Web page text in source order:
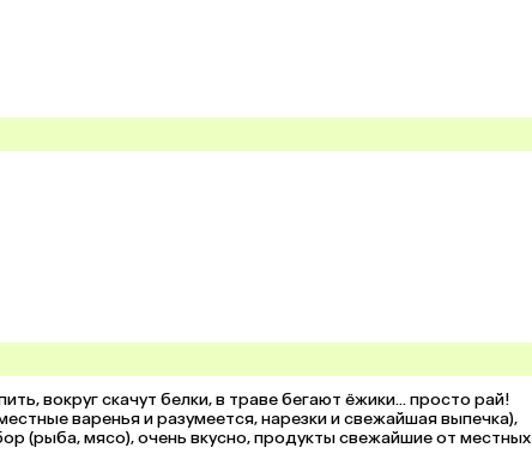
вокруг скачут белки, в траве бегают ёжики... просто рай!
варенья и разумеется, нарезки и свежайшая выпечка),
(рыба, мясо), очень вкусно, продукты свежайшие от местных